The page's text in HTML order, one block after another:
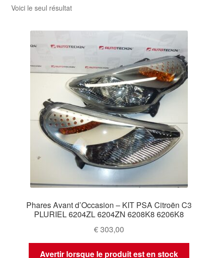
Voici le seul résultat
Phares Avant d’Occasion – KIT PSA Citroën C3
PLURIEL 6204ZL 6204ZN 6208K8 6206K8
€303,00
Avertir lorsque le produit est en stock